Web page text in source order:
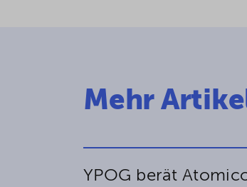
Mehr
YPOG berät